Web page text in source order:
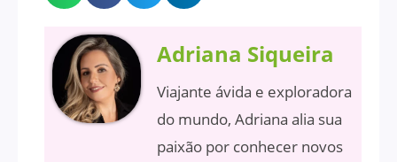
Adriana Siqueira
Viajante ávida e exploradora
do mundo, Adriana alia sua
paixão por conhecer novos